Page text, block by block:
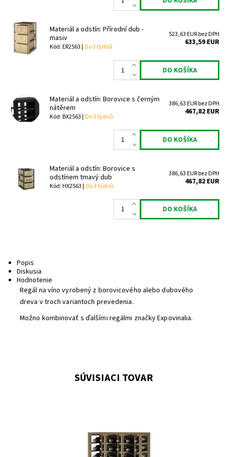
Materiál a odstín: Přírodní dub -
masiv
Kód: ER2563 | Do 3 týdnů
523,63 EUR bez DPH
633,59 EUR
Materiál a odstín: Borovice s černým
nátěrem
Kód: BX2563 | Do 3 týdnů
386,63 EUR bez DPH
467,82 EUR
Materiál a odstín: Borovice s
odstínem tmavý dub
Kód: HX2563 | Do 3 týdnů
386,63 EUR bez DPH
467,82 EUR
Popis
Diskusia
Hodnotenie
Regál na víno vyrobený z borovicového alebo dubového
dreva v troch variantoch prevedenia.
Možno kombinovať s ďalšími regálmi značky Expovinalia.
SÚVISIACI TOVAR
Drevený regál na uskladnenie vína.
Do 3 týdnů